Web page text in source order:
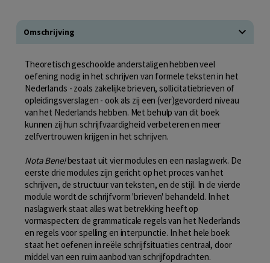
Omschrijving
Theoretisch geschoolde anderstaligen hebben veel
oefening nodig in het schrijven van formele teksten in het
Nederlands - zoals zakelijke brieven, sollicitatiebrieven of
opleidingsverslagen - ook als zij een (ver)gevorderd niveau
van het Nederlands hebben. Met behulp van dit boek
kunnen zij hun schrijfvaardigheid verbeteren en meer
zelfvertrouwen krijgen in het schrijven.
Nota Bene!bestaat uit vier modules en een naslagwerk. De
eerste drie modules zijn gericht op het proces van het
schrijven, de structuur van teksten, en de stijl. In de vierde
module wordt de schrijfvorm 'brieven' behandeld. In het
naslagwerk staat alles wat betrekking heeft op
vormaspecten: de grammaticale regels van het Nederlands
en regels voor spelling en interpunctie. In het hele boek
staat het oefenen in reële schrijfsituaties centraal, door
middel van een ruim aanbod van schrijfopdrachten.